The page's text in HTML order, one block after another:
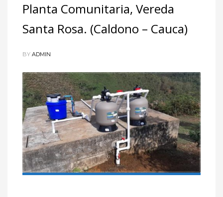
Planta Comunitaria, Vereda
Santa Rosa. (Caldono – Cauca)
BY ADMIN